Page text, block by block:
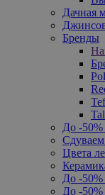
Дачная
Бренды
До -50%
Цвета
До -
До -